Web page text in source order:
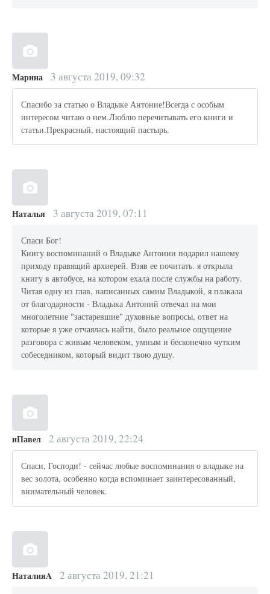
Марина 3 августа 2019, 09:32
Спасибо за статью о Владыке Антоние!Всегда с особым
интересом читаю о нем.Люблю перечитывать его книги и
статьи.Прекрасный, настоящий пастырь.
Наталья 3 августа 2019, 07:11
Спаси Бог!
Книгу воспоминаний о Владыке Антонии подарил нашему
приходу правящий архиерей. Взяв ее почитать. я открыла
книгу в автобусе, на котором ехала после службы на работу.
Читая одну из глав, написанных самим Владыкой, я плакала
от благодарности - Владыка Антоний отвечал на мои
многолетние "застаревшие" духовные вопросы, ответ на
которые я уже отчаялась найти, было реальное ощущение
разговора с живым человеком, умным и бесконечно чутким
собеседником, который видит твою душу.
иПавел 2 августа 2019, 22:24
Спаси, Господи! - сейчас любые воспоминания о владыке на
вес золота, особенно когда вспоминает заинтересованный,
внимательный человек.
НаталияA 2 августа 2019, 21:21